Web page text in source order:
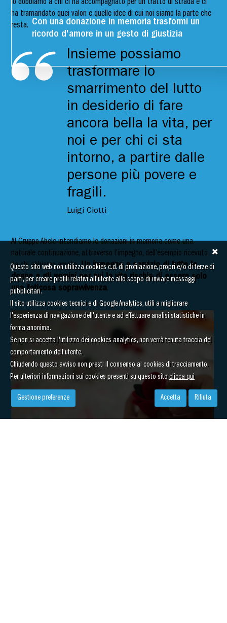
Con una donazione in memoria trasformi un
ricordo d'amore in un gesto di giustizia
lo dobbiamo a chi ci ha accompagnato per un tratto di strada e ci
ha tramandato quei valori e quelle idee di cui noi siamo la parte che
resta.
Insieme possiamo
trasformare lo
smarrimento del lutto
in desiderio di fare
ancora bella la vita, per
noi e per chi ci sta
intorno, a partire dalle
persone più povere e
fragili.
Luigi Ciotti
Al Gruppo Abele intendiamo le donazioni in memoria come una
naturale continuazione, attraverso l’impegno, dell’esempio ricevuto
da chi abbiamo amato.Un impegno a servizio di tutte le
donne e gli uomini per cui la vita rischia di essere solo
una faticosa sopravvivenza.
Questo sito web non utilizza cookies c.d. di profilazione, propri e/o di terze di
parti, per creare profili relativi all'utente allo scopo di inviare messaggi
pubblicitari.
Il sito utilizza cookies tecnici e di Google Analytics, utili a migliorare
l'esperienza di navigazione dell'utente e ad effettuare analisi statistiche in
forma anonima.
Se non si accetta l'utilizzo dei cookies analytics, non verrà tenuta traccia del
comportamento dell'utente.
Chiudendo questo avviso non presti il consenso ai cookies di tracciamento.
Per ulteriori informazioni sui cookies presenti su questo sitoclicca qui
Gestione preferenze Rifiuta
Accetta